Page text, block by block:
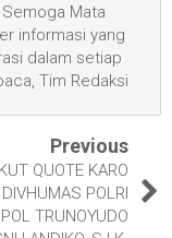
Mata
informasi yang
dalam setiap
Tim Redaksi
Previous
QUOTE KARO
POLRI
TRUNOYUDO